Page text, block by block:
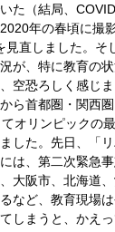
た（結局、
年の春頃に撮
見直しました。
が、特に教育の
空恐ろしく感じ
ら首都圏・関西
オリンピックの
した。先日、「
は、第二次緊急
大阪市、北海道
など、教育現場
しまうと、かえ